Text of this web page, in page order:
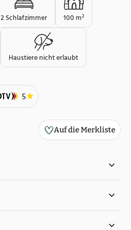
2 Schlafzimmer 100 m²
Haustiere nicht erlaubt
5
Auf die Merkliste